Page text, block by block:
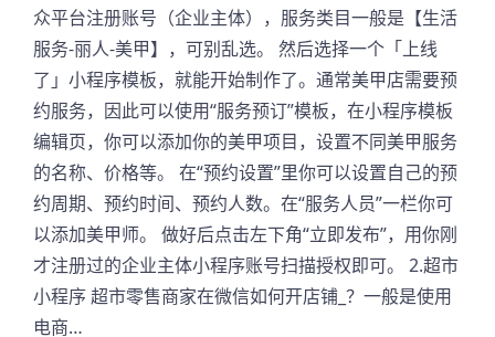
众平台注册账号（企业主体），服务类目一般是【生活
服务-丽人-美甲】，可别乱选。 然后选择一个「上线
了」小程序模板，就能开始制作了。通常美甲店需要预
约服务，因此可以使用“服务预订”模板，在小程序模板
编辑页，你可以添加你的美甲项目，设置不同美甲服务
的名称、价格等。 在“预约设置”里你可以设置自己的预
约周期、预约时间、预约人数。在“服务人员”一栏你可
以添加美甲师。 做好后点击左下角“立即发布”，用你刚
才注册过的企业主体小程序账号扫描授权即可。 2.超市
小程序 超市零售商家在微信如何开店铺_？一般是使用
电商…